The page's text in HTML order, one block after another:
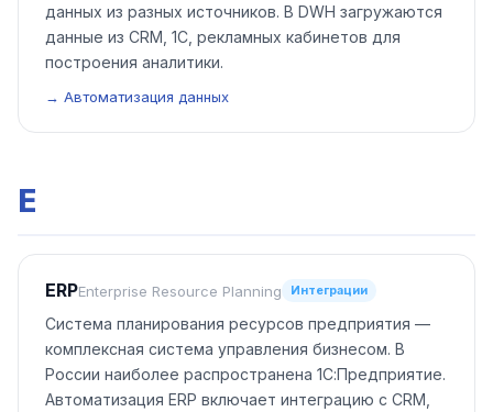
данных из разных источников. В DWH загружаются
данные из CRM, 1С, рекламных кабинетов для
построения аналитики.
→ Автоматизация данных
E
ERPEnterprise Resource Planning Интеграции
Система планирования ресурсов предприятия —
комплексная система управления бизнесом. В
России наиболее распространена 1С:Предприятие.
Автоматизация ERP включает интеграцию с CRM,